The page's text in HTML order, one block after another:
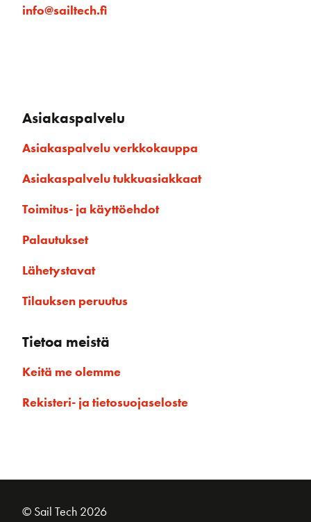
info@sailtech.fi
Asiakaspalvelu
Asiakaspalvelu verkkokauppa
Asiakaspalvelu tukkuasiakkaat
Toimitus- ja käyttöehdot
Palautukset
Lähetystavat
Tilauksen peruutus
Tietoa meistä
Keitä me olemme
Rekisteri- ja tietosuojaseloste
© Sail Tech 2026